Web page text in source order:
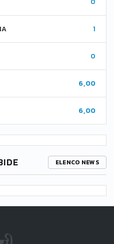
1
0
6,00
6,00
ELENCO NEWS